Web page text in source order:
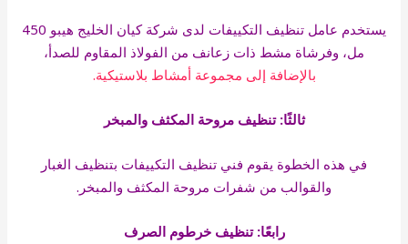
يستخدم عامل تنظيف التكييفات لدى شركة كيان الخليج هيبو 450
مل، وفرشاة مشط ذات زعانف من الفولاذ المقاوم للصدأ،
بالإضافة إلى مجموعة أمشاط بلاستيكية.
ثالثًا: تنظيف مروحة المكثف والمبخر
في هذه الخطوة يقوم فني تنظيف التكييفات بتنظيف الغبار
والقوالب من شفرات مروحة المكثف والمبخر.
رابعًا: تنظيف خرطوم الصرف